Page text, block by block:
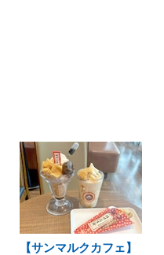
【サンマルクカフェ】